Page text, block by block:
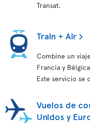
Transat.
Train + Air
Combine un
Francia y
Este servicio se
Vuelos de
Unidos y